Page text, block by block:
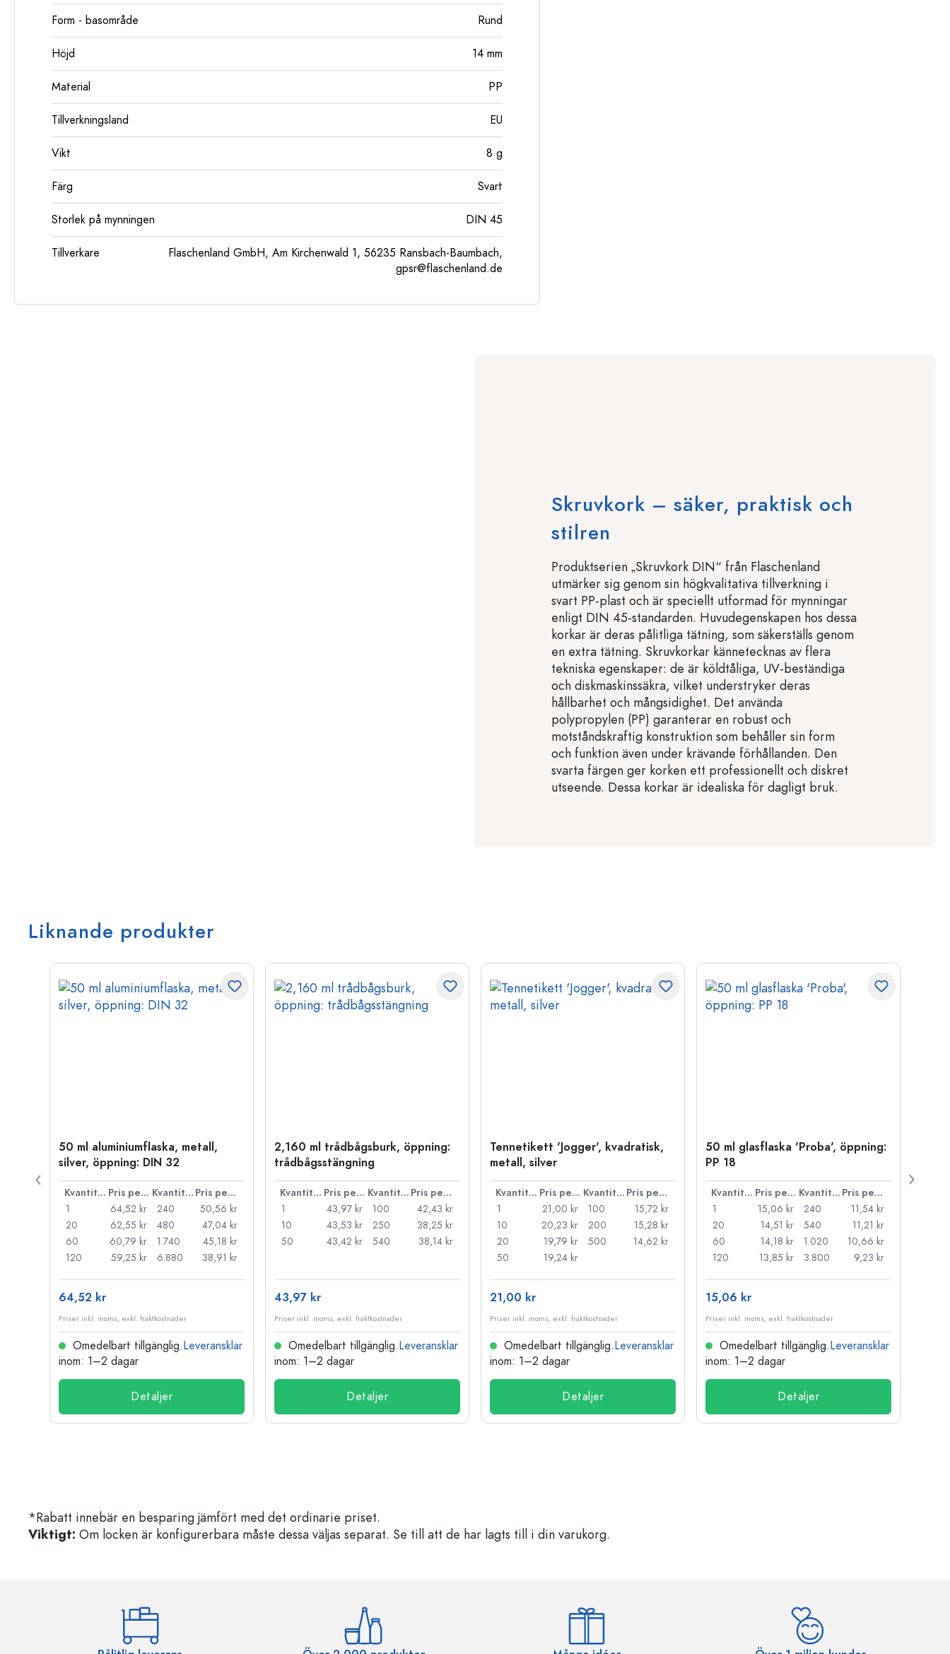
Form - basområde Rund
Höjd 14 mm
Material PP
Tillverkningsland EU
Vikt 8 g
Färg Svart
Storlek på mynningen DIN 45
Tillverkare
Flaschenland GmbH, Am Kirchenwald 1, 56235 Ransbach-Baumbach,
gpsr@flaschenland.de
Skruvkork – säker, praktisk och
stilren
Produktserien „Skruvkork DIN“ från Flaschenland
utmärker sig genom sin högkvalitativa tillverkning i
svart PP-plast och är speciellt utformad för mynningar
enligt DIN 45-standarden. Huvudegenskapen hos dessa
korkar är deras pålitliga tätning, som säkerställs genom
en extra tätning. Skruvkorkar kännetecknas av flera
tekniska egenskaper: de är köldtåliga, UV-beständiga
och diskmaskinssäkra, vilket understryker deras
hållbarhet och mångsidighet. Det använda
polypropylen (PP) garanterar en robust och
motståndskraftig konstruktion som behåller sin form
och funktion även under krävande förhållanden. Den
svarta färgen ger korken ett professionellt och diskret
utseende. Dessa korkar är idealiska för dagligt bruk.
Liknande produkter
50 ml aluminiumflaska, metall,
silver, öppning: DIN 32
Kvantitet Pris per styck Kvantitet
Pris per styck
1
64,52 kr
20
62,55 kr
60
60,79 kr
120
59,25 kr
240
50,56 kr
480
47,04 kr
1.740
45,18 kr
6.880
38,91 kr
64,52 kr
Priser inkl. moms, exkl. fraktkostnader
Omedelbart tillgänglig.Leveransklar
inom: 1–2 dagar
Detaljer
2,160 ml trådbågsburk, öppning:
trådbågsstängning
Kvantitet Pris per styck Kvantitet
Pris per styck
1
43,97 kr
10
43,53 kr
50
43,42 kr
100
42,43 kr
250
38,25 kr
540
38,14 kr
43,97 kr
Priser inkl. moms, exkl. fraktkostnader
Omedelbart tillgänglig.Leveransklar
inom: 1–2 dagar
Detaljer
Tennetikett 'Jogger', kvadratisk,
metall, silver
Kvantitet Pris per styck Kvantitet
Pris per styck
1
21,00 kr
10
20,23 kr
20
19,79 kr
50
19,24 kr
100
15,72 kr
200
15,28 kr
500
14,62 kr
21,00 kr
Priser inkl. moms, exkl. fraktkostnader
Omedelbart tillgänglig.Leveransklar
inom: 1–2 dagar
Detaljer
50 ml glasflaska 'Proba', öppning:
PP 18
Kvantitet Pris per styck Kvantitet
Pris per styck
1
15,06 kr
20
14,51 kr
60
14,18 kr
120
13,85 kr
240
11,54 kr
540
11,21 kr
1.020
10,66 kr
3.800
9,23 kr
15,06 kr
Priser inkl. moms, exkl. fraktkostnader
Omedelbart tillgänglig.Leveransklar
inom: 1–2 dagar
Detaljer
*Rabatt innebär en besparing jämfört med det ordinarie priset.
Viktigt: Om locken är konfigurerbara måste dessa väljas separat. Se till att de har lagts till i din varukorg.